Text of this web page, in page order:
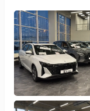
оформлением.